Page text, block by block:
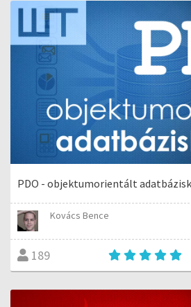
PDO - objektumorientált
Kovács Bence
189